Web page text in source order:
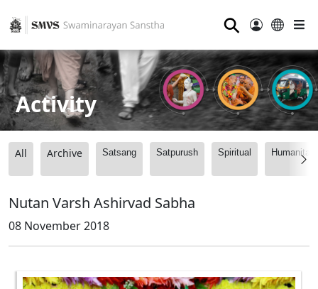
⚲
Activity
All Archive Satsang Satpurush Spiritual
Nutan Varsh Ashirvad Sabha
08 November 2018